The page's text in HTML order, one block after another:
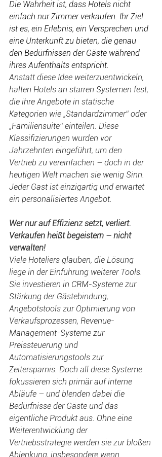
Die Wahrheit ist, dass Hotels nicht
einfach nur Zimmer verkaufen. Ihr Ziel
ist es, ein Erlebnis, ein Versprechen und
eine Unterkunft zu bieten, die genau
den Bedürfnissen der Gäste während
ihres Aufenthalts entspricht.
Anstatt diese Idee weiterzuentwickeln,
halten Hotels an starren Systemen fest,
die ihre Angebote in statische
Kategorien wie „Standardzimmer“ oder
„Familiensuite“ einteilen. Diese
Klassifizierungen wurden vor
Jahrzehnten eingeführt, um den
Vertrieb zu vereinfachen – doch in der
heutigen Welt machen sie wenig Sinn.
Jeder Gast ist einzigartig und erwartet
ein personalisiertes Angebot.
Wer nur auf Effizienz setzt, verliert.
Verkaufen heißt begeistern – nicht
verwalten!
Viele Hoteliers glauben, die Lösung
liege in der Einführung weiterer Tools.
Sie investieren in CRM-Systeme zur
Stärkung der Gästebindung,
Angebotstools zur Optimierung von
Verkaufsprozessen, Revenue-
Management-Systeme zur
Preissteuerung und
Automatisierungstools zur
Zeitersparnis. Doch all diese Systeme
fokussieren sich primär auf interne
Abläufe – und blenden dabei die
Bedürfnisse der Gäste und das
eigentliche Produkt aus. Ohne eine
Weiterentwicklung der
Vertriebsstrategie werden sie zur bloßen
Ablenkung, insbesondere wenn